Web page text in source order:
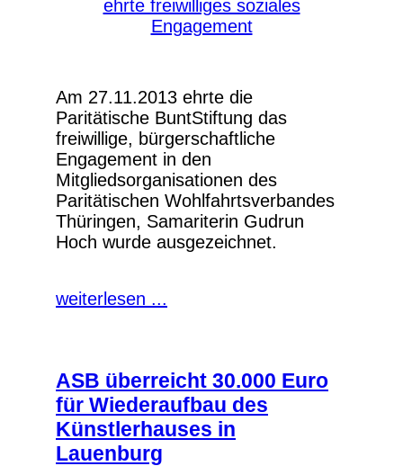
Am 27.11.2013 ehrte die
Paritätische BuntStiftung das
freiwillige, bürgerschaftliche
Engagement in den
Mitgliedsorganisationen des
Paritätischen Wohlfahrtsverbandes
Thüringen, Samariterin Gudrun
Hoch wurde ausgezeichnet.
weiterlesen ...
ASB überreicht 30.000 Euro
für Wiederaufbau des
Künstlerhauses in
Lauenburg